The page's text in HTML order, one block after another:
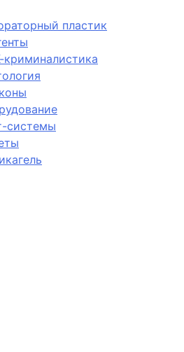
пластик
системы